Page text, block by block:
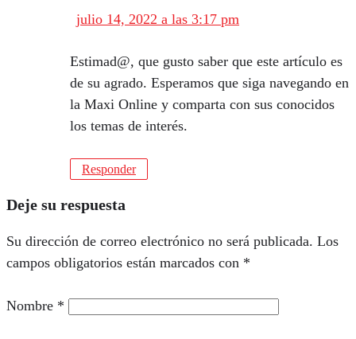
julio 14, 2022 a las 3:17 pm
Estimad@, que gusto saber que este artículo es
de su agrado. Esperamos que siga navegando en
la Maxi Online y comparta con sus conocidos
los temas de interés.
Responder
Deje su respuesta
Su dirección de correo electrónico no será publicada. Los
campos obligatorios están marcados con *
Nombre *